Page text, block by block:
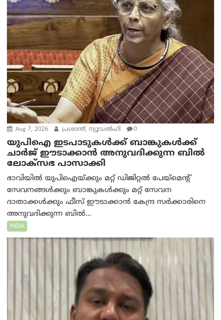
Aug 7, 2026 പ്രശാന്ത്, ന്യൂഡല്‍ഹി 0
യുപിഐ ഇടപാടുകൾക്ക് ബാങ്കുകൾക്ക്
ചാർജ് ഈടാക്കാൻ അനുവദിക്കുന്ന ബിൽ
ലോക്‌സഭ പാസാക്കി
ഭാവിയിൽ യുപിഐയ്ക്കും മറ്റ് ഡിജിറ്റൽ പേയ്‌മെന്റ്
സേവനങ്ങൾക്കും ബാങ്കുകൾക്കും മറ്റ് സേവന
ദാതാക്കൾക്കും ഫീസ് ഈടാക്കാൻ കേന്ദ്ര സർക്കാരിനെ
അനുവദിക്കുന്ന ബിൽ...
INDIA